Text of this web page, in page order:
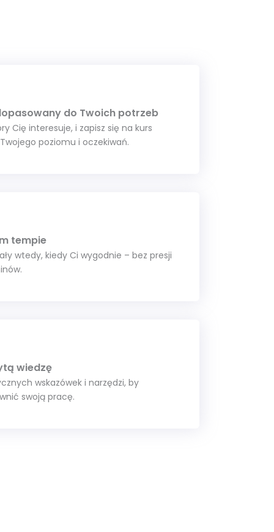
do Twoich potrzeb
Cię interesuje, i zapisz się na kurs
poziomu i oczekiwań.
tempie
wtedy, kiedy Ci wygodnie – bez presji
wiedzę
wskazówek i narzędzi, by
swoją pracę.